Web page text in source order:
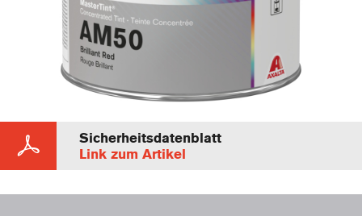
Sicherheitsdatenblatt
Link zum Artikel